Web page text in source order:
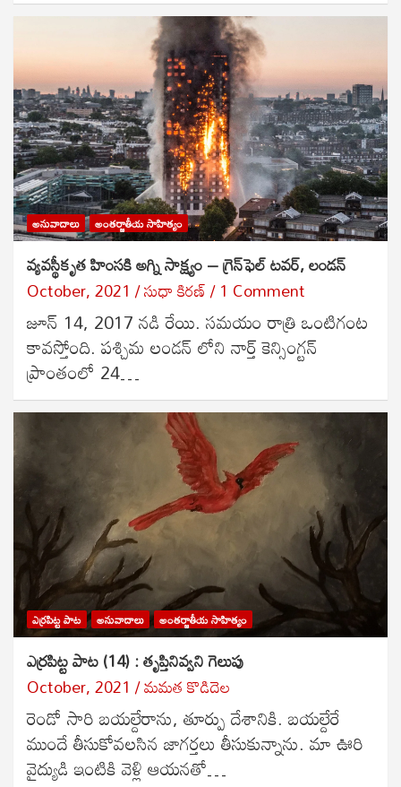
అనువాదాలు అంతర్జాతీయ సాహిత్యం
వ్యవస్థీకృత హింసకి అగ్ని సాక్ష్యం – గ్రెన్‌ఫెల్ టవర్, లండన్
October, 2021 సుధా కిరణ్ 1 Comment
జూన్ 14, 2017 నడి రేయి. సమయం రాత్రి ఒంటిగంట
కావస్తోంది. పశ్చిమ లండన్ లోని నార్త్ కెన్సింగ్టన్
ప్రాంతంలో 24…
ఎర్రపిట్ట పాట అనువాదాలు అంతర్జాతీయ సాహిత్యం
ఎర్రపిట్ట పాట (14) : తృప్తినివ్వని గెలుపు
October, 2021 మమత కొడిదెల
రెండో సారి బయల్దేరాను, తూర్పు దేశానికి. బయల్దేరే
ముందే తీసుకోవలసిన జాగర్తలు తీసుకున్నాను. మా ఊరి
వైద్యుడి ఇంటికి వెళ్లి ఆయనతో…